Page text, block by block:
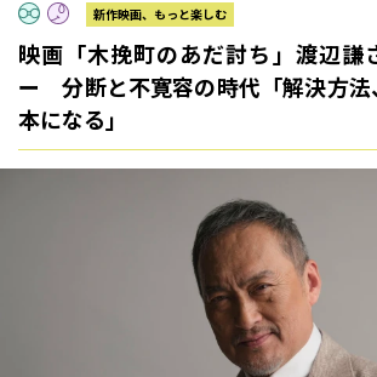
新作映画、もっと楽しむ
映画「木挽町のあだ討ち」渡辺謙
ー 分断と不寛容の時代「解決方法
本になる」